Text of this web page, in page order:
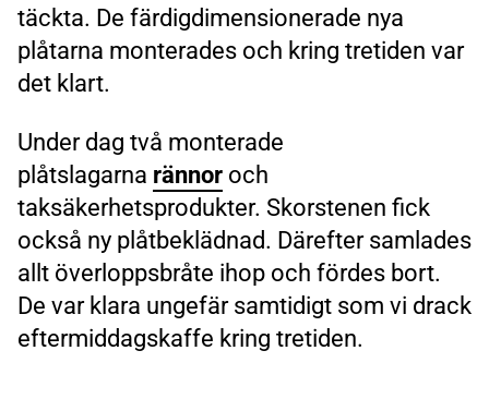
täckta. De färdigdimensionerade nya
plåtarna monterades och kring tretiden var
det klart.
Under dag två monterade
plåtslagarna rännor och
taksäkerhetsprodukter. Skorstenen fick
också ny plåtbeklädnad. Därefter samlades
allt överloppsbråte ihop och fördes bort.
De var klara ungefär samtidigt som vi drack
eftermiddagskaffe kring tretiden.